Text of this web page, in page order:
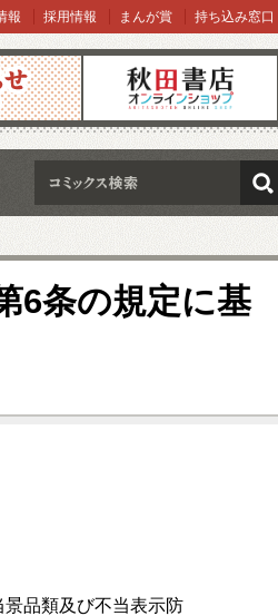
オンラインショップ
報 採用情報 まんが賞 持ち込み窓口
検索
6条の規定に基
品類及び不当表示防